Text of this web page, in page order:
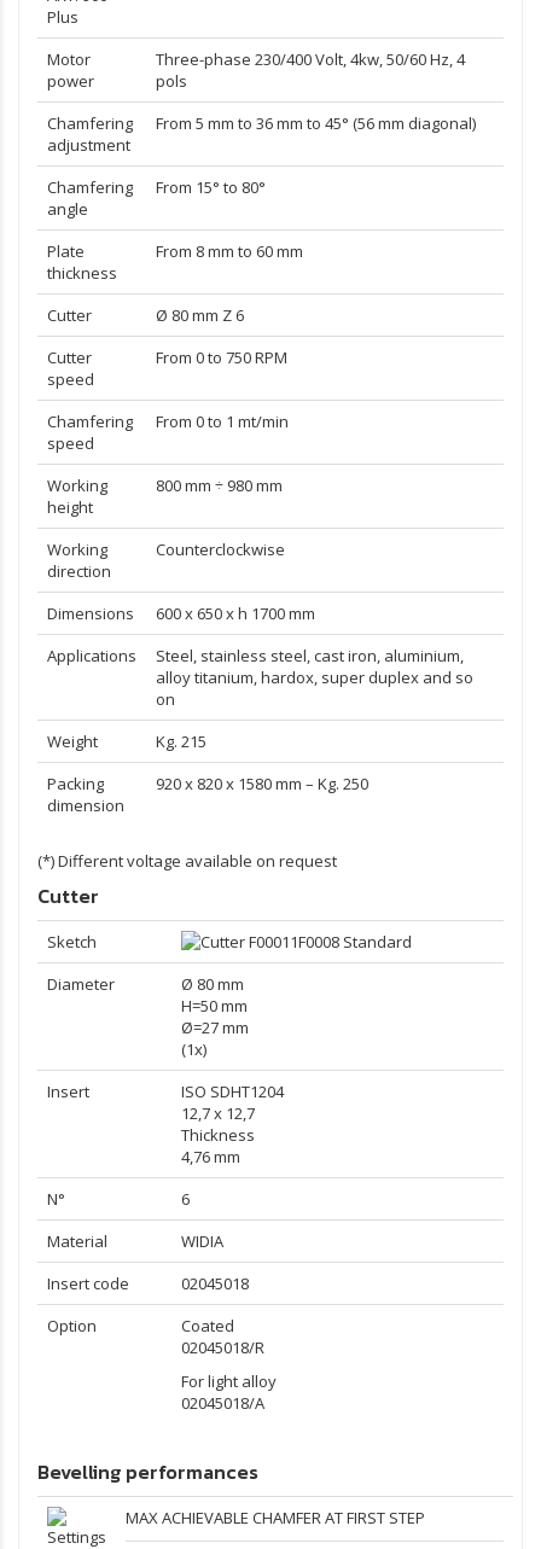
Plus
Motor
power
Three-phase 230/400 Volt, 4kw, 50/60 Hz, 4
pols
Chamfering
adjustment
From 5 mm to 36 mm to 45° (56 mm diagonal)
Chamfering
angle
From 15° to 80°
Plate
thickness
From 8 mm to 60 mm
Cutter
Ø 80 mm Z 6
Cutter
speed
From 0 to 750 RPM
Chamfering
speed
From 0 to 1 mt/min
Working
height
800 mm ÷ 980 mm
Working
direction
Counterclockwise
Dimensions
600 x 650 x h 1700 mm
Applications
Steel, stainless steel, cast iron, aluminium,
alloy titanium, hardox, super duplex and so
on
Weight
Kg. 215
Packing
dimension
920 x 820 x 1580 mm – Kg. 250
(*) Different voltage available on request
Cutter
Sketch
F0008 Standard
Diameter
Ø 80 mm
H=50 mm
Ø=27 mm
(1x)
Insert
ISO SDHT1204
12,7 x 12,7
Thickness
4,76 mm
N°
6
Material
WIDIA
Insert code
02045018
Option
Coated
02045018/R
For light alloy
02045018/A
Bevelling performances
MAX ACHIEVABLE CHAMFER AT FIRST STEP